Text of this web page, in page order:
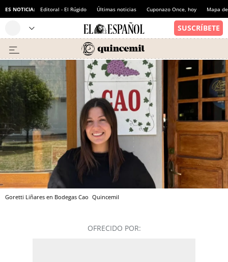
ES NOTICIA: Editoral - El Rúgido Últimas noticias Cuponazo Once, hoy Mapa
Goretti Liñares en Bodegas Cao Quincemil
OFRECIDO POR: